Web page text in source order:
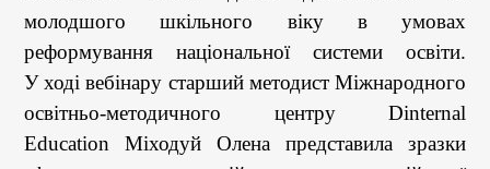
молодшого шкільного віку в умовах
реформування національної системи освіти.
Уході вебінару старший методист Міжнародного
освітньо-методичного центру Dinternal
Education Міходуй Олена представила зразки